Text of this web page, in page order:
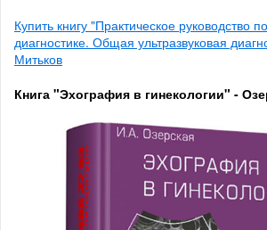
Купить книгу "Практическое руководство
диагностике. Общая ультразвуковая
Митьков
Книга "Эхография в гинекологии" -